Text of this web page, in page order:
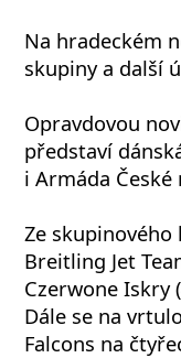
Na hradeckém
skupiny a další
Opravdovou
představí
i Armáda
Ze
Breitling Jet
Czerwone Iskry
Dále se na
Falcons na